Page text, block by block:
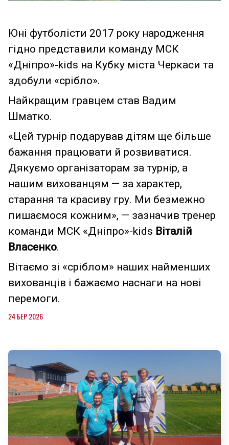
Юні футболісти 2017 року народження
гідно представили команду МСК
«Дніпро»-kids на Кубку міста Черкаси та
здобули «срібло».
Найкращим гравцем став Вадим
Шматко.
«Цей турнір подарував дітям ще більше
бажання працювати й розвиватися.
Дякуємо організаторам за турнір, а
нашим вихованцям — за характер,
старання та красиву гру. Ми безмежно
пишаємося кожним», — зазначив тренер
команди МСК «Дніпро»-kids Віталій
Власенко.
Вітаємо зі «сріблом» наших найменших
вихованців і бажаємо наснаги на нові
перемоги.
24 БЕР 2026